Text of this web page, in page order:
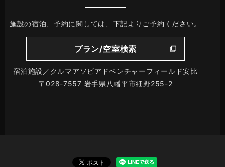
施設の宿泊、予約に関しては、下記よりご予約ください。
プラン/空室検索
宿泊施設／クルマアソビアドベンチャーフィールド安比
〒028-7557 岩手県八幡平市細野255-2